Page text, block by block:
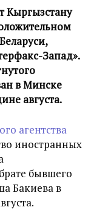
Кыргызстану
Запад».
в Минске
августа.
агентства
иностранных
бывшего
Бакиева в